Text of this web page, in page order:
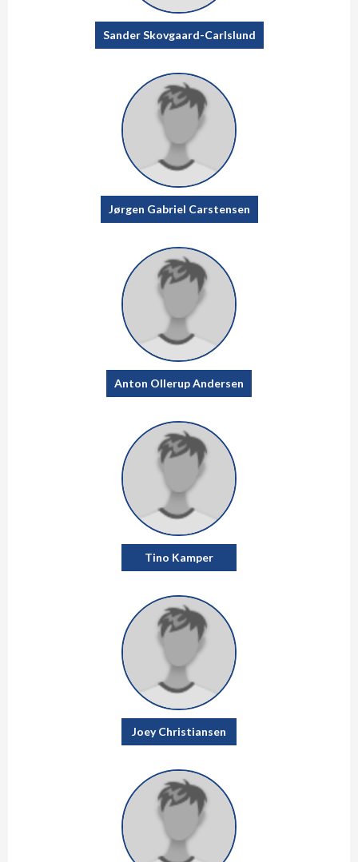
Sander Skovgaard-Carlslund
Jørgen Gabriel Carstensen
Anton Ollerup Andersen
Tino Kamper
Joey Christiansen